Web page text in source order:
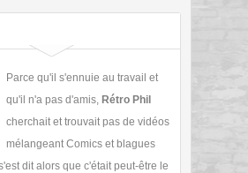
Parce qu'il s'ennuie au travail et
qu'il n'a pas d'amis, Rétro Phil
cherchait et trouvait pas de vidéos
mélangeant Comics et blagues
dit alors que c'était peut-être le